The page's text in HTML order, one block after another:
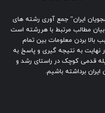
ایران” جمع آوری رشته های
مطالب مرتبط با هررشته است
بالا بردن معلومات بین تمام
نهایت به نتیجه گیری و پاسخ به
قدمی کوچک در راستای رشد و
برداشته باشیم.